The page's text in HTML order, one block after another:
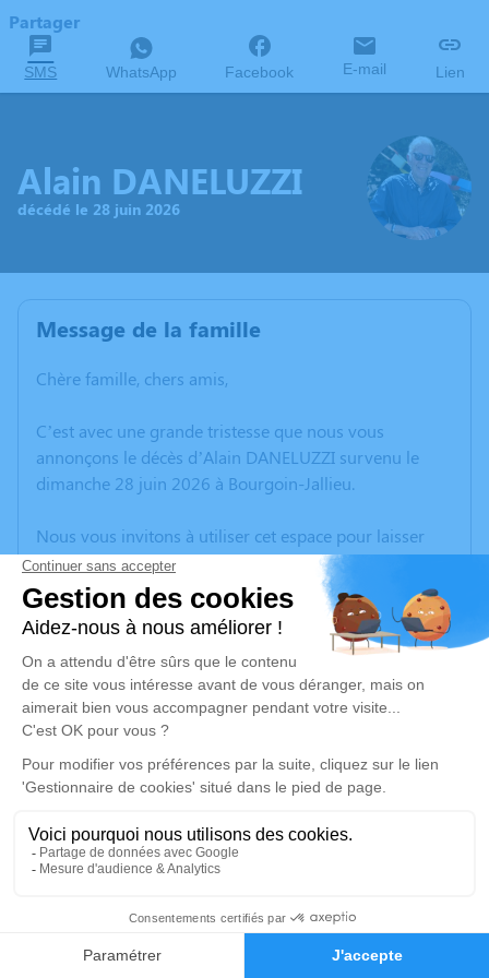
Faire-part Hommages
Partager
SMS WhatsApp Facebook E-mail Lien
Alain DANELUZZI
décédé le 28 juin 2026
Message de la famille
Chère famille, chers amis,
C’est avec une grande tristesse que nous vous
annonçons le décès d’Alain DANELUZZI survenu le
dimanche 28 juin 2026 à Bourgoin-Jallieu.
Nous vous invitons à utiliser cet espace pour laisser
vos condoléances, partager des photos souvenirs, une
anecdote ou exprimer vos pensées à travers des
poèmes ou des textes. Cet endroit est un lieu
d'expression dédié à honorer la mémoire d’Alain
DANELUZZI.
Cérémonie
Eglise Notre Dame Rue de la Libération
38300 Bourgoin Jallieu
Je rends hommage